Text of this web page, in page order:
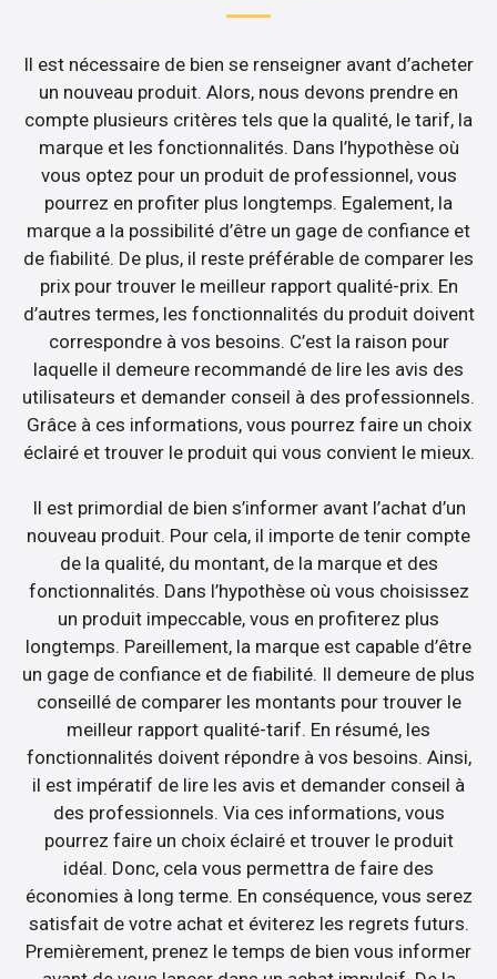
Il est nécessaire de bien se renseigner avant d’acheter
un nouveau produit. Alors, nous devons prendre en
compte plusieurs critères tels que la qualité, le tarif, la
marque et les fonctionnalités. Dans l’hypothèse où
vous optez pour un produit de professionnel, vous
pourrez en profiter plus longtemps. Egalement, la
marque a la possibilité d’être un gage de confiance et
de fiabilité. De plus, il reste préférable de comparer les
prix pour trouver le meilleur rapport qualité-prix. En
d’autres termes, les fonctionnalités du produit doivent
correspondre à vos besoins. C’est la raison pour
laquelle il demeure recommandé de lire les avis des
utilisateurs et demander conseil à des professionnels.
Grâce à ces informations, vous pourrez faire un choix
éclairé et trouver le produit qui vous convient le mieux.
Il est primordial de bien s’informer avant l’achat d’un
nouveau produit. Pour cela, il importe de tenir compte
de la qualité, du montant, de la marque et des
fonctionnalités. Dans l’hypothèse où vous choisissez
un produit impeccable, vous en profiterez plus
longtemps. Pareillement, la marque est capable d’être
un gage de confiance et de fiabilité. Il demeure de plus
conseillé de comparer les montants pour trouver le
meilleur rapport qualité-tarif. En résumé, les
fonctionnalités doivent répondre à vos besoins. Ainsi,
il est impératif de lire les avis et demander conseil à
des professionnels. Via ces informations, vous
pourrez faire un choix éclairé et trouver le produit
idéal. Donc, cela vous permettra de faire des
économies à long terme. En conséquence, vous serez
satisfait de votre achat et éviterez les regrets futurs.
Premièrement, prenez le temps de bien vous informer